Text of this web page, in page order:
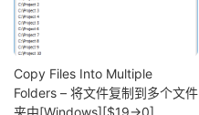
Copy Files Into Multiple
Folders – 将文件复制到多个文件